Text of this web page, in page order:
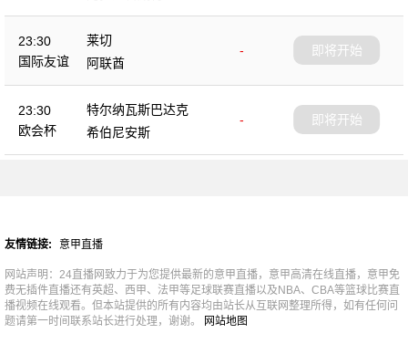
23:30
国际友谊
莱切
-
阿联酋
即将开始
23:30
欧会杯
特尔纳瓦斯巴达克
-
希伯尼安斯
即将开始
友情链接: 意甲直播
网站声明：24直播网致力于为您提供最新的意甲直播，意甲高清在线直播，意甲免
费无插件直播还有英超、西甲、法甲等足球联赛直播以及NBA、CBA等篮球比赛直
播视频在线观看。但本站提供的所有内容均由站长从互联网整理所得，如有任何问
题请第一时间联系站长进行处理，谢谢。
网站地图